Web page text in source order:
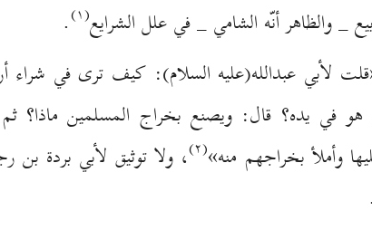
_ والظاهر أنّه الشامي _ في علل الشرايع(۱)
.
لأبي عبدالله(عليه السلام): كيف ترى في
هو في يده؟ قال: ويصنع بخراج المسلمين
وأملأ بخراجهم منه»(۲) ، ولا توثيق لأبي بردة بن